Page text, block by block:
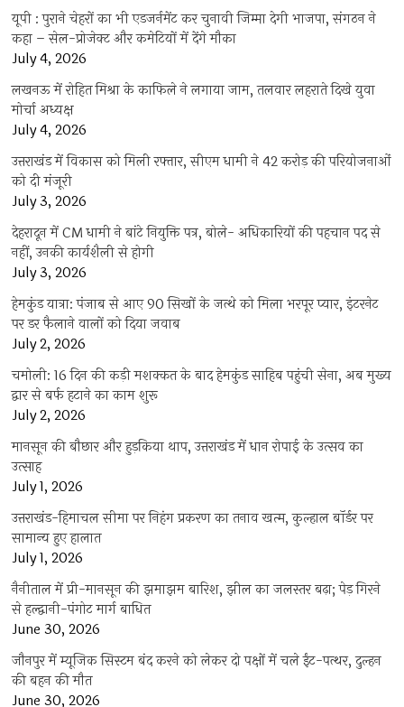
यूपी : पुराने चेहरों का भी एडजर्नमेंट कर चुनावी जिम्मा देगी भाजपा, संगठन ने
कहा – सेल-प्रोजेक्ट और कमेटियों में देंगे मौका
July 4, 2026
लखनऊ में रोहित मिश्रा के काफिले ने लगाया जाम, तलवार लहराते दिखे युवा
मोर्चा अध्यक्ष
July 4, 2026
उत्तराखंड में विकास को मिली रफ्तार, सीएम धामी ने 42 करोड़ की परियोजनाओं
को दी मंजूरी
July 3, 2026
देहरादून में CM धामी ने बांटे नियुक्ति पत्र, बोले- अधिकारियों की पहचान पद से
नहीं, उनकी कार्यशैली से होगी
July 3, 2026
हेमकुंड यात्रा: पंजाब से आए 90 सिखों के जत्थे को मिला भरपूर प्यार, इंटरनेट
पर डर फैलाने वालों को दिया जवाब
July 2, 2026
चमोली: 16 दिन की कड़ी मशक्कत के बाद हेमकुंड साहिब पहुंची सेना, अब मुख्य
द्वार से बर्फ हटाने का काम शुरू
July 2, 2026
मानसून की बौछार और हुड़किया थाप, उत्तराखंड में धान रोपाई के उत्सव का
उत्साह
July 1, 2026
उत्तराखंड-हिमाचल सीमा पर निहंग प्रकरण का तनाव खत्म, कुल्हाल बॉर्डर पर
सामान्य हुए हालात
July 1, 2026
नैनीताल में प्री-मानसून की झमाझम बारिश, झील का जलस्तर बढ़ा; पेड़ गिरने
से हल्द्वानी-पंगोट मार्ग बाधित
June 30, 2026
जौनपुर में म्यूजिक सिस्टम बंद करने को लेकर दो पक्षों में चले ईंट-पत्थर, दुल्हन
की बहन की मौत
June 30, 2026